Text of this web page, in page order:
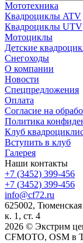
Мототехника
Квадроциклы ATV
Квадроциклы UTV
Мотоциклы
Детские
Снегоходы
О компании
Новости
Спецпредложения
Оплата
Согласие на
Политика
Клуб
Вступить в клуб
Галерея
Наши контакты
+7 (3452) 399-456
+7 (3452) 399-456
info@cf72.ru
625002, Тюменская
к. 1, ст. 4
2026 © Экстрим
CFMOTO, OSM в